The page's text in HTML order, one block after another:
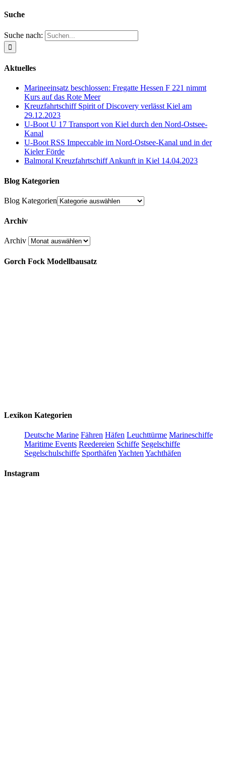
Suche
Suche nach:
Aktuelles
Marineeinsatz beschlossen: Fregatte Hessen F 221 nimmt
Kurs auf das Rote Meer
Kreuzfahrtschiff Spirit of Discovery verlässt Kiel am
29.12.2023
U-Boot U 17 Transport von Kiel durch den Nord-Ostsee-
Kanal
U-Boot RSS Impeccable im Nord-Ostsee-Kanal und in der
Kieler Förde
Balmoral Kreuzfahrtschiff Ankunft in Kiel 14.04.2023
Blog Kategorien
Blog Kategorien
Archiv
Archiv
Gorch Fock Modellbausatz
Lexikon Kategorien
Deutsche Marine Fähren Häfen Leuchttürme Marineschiffe
Maritime Events Reedereien Schiffe Segelschiffe
Segelschulschiffe SporthäfenYachtenYachthäfen
Instagram